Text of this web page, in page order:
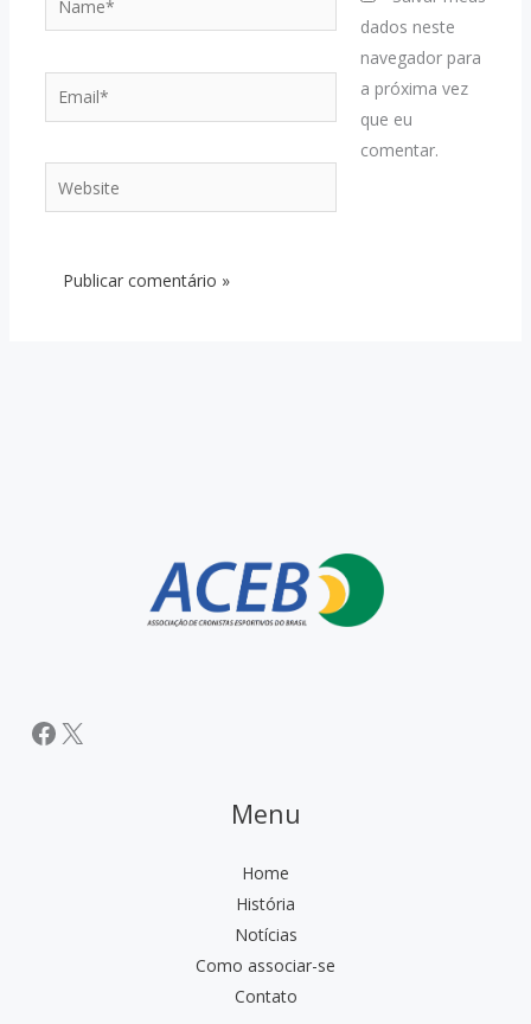
Website
dados neste
navegador para
a próxima vez
que eu
comentar.
Facebook
X
Menu
Home
História
Notícias
Como associar-se
Contato